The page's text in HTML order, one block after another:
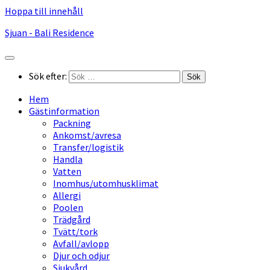
Hoppa till innehåll
Sjuan - Bali Residence
Sök efter:
Hem
Gästinformation
Packning
Ankomst/avresa
Transfer/logistik
Handla
Vatten
Inomhus/utomhusklimat
Allergi
Poolen
Trädgård
Tvätt/tork
Avfall/avlopp
Djur och odjur
Sjukvård